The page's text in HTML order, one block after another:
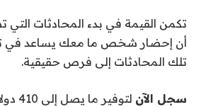
تكمن القيمة في بدء المحادثات التي
أن إحضار شخص ما معك يساعد في
تلك المحادثات إلى فرص حقيقية.
سجل الآن